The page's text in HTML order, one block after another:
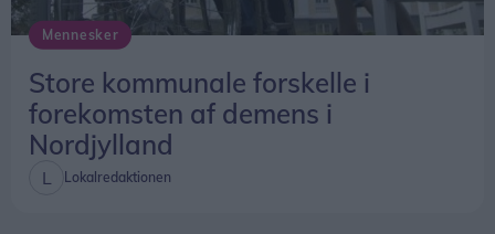
- Så har jeg lige måtte minde dem om, at jeg ikke
ved alt det, som de ved, fortæller Liv Lundholm.
Mennesker
Store kommunale forskelle i
forekomsten af demens i
Nordjylland
Lokalredaktionen